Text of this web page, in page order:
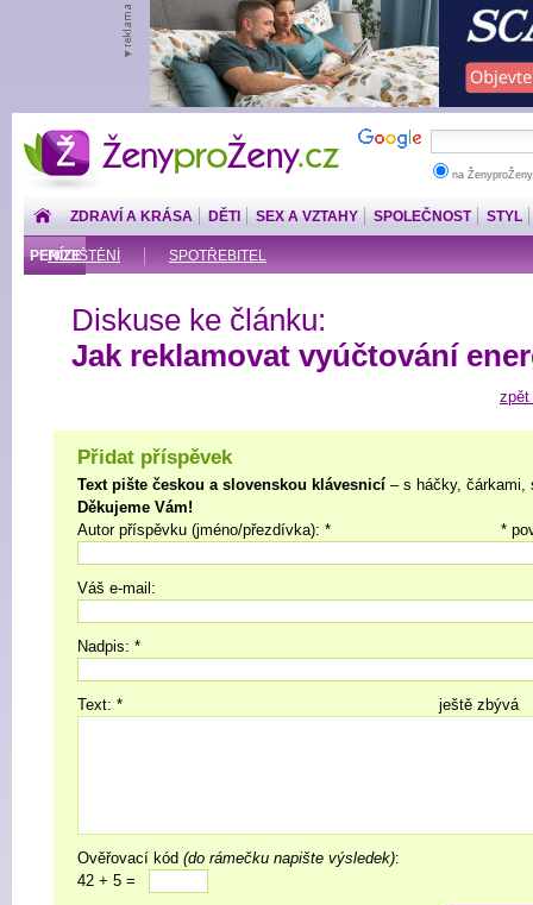
ŽenyproŽeny.cz
na
ZDRAVÍ A KRÁSA DĚTI SEX A VZTAHY SPOLEČNOST STYL
PENÍZE
POJIŠTĚNÍ SPOTŘEBITEL
Diskuse ke článku:
Jak reklamovat vyúčtování
zpět
Přidat příspěvek
Text pište českou a slovenskou klávesnicí – s háčky, čárkami,
Děkujeme Vám!
*
Autor příspěvku (jméno/přezdívka): *
Váš e-mail:
Nadpis: *
ještě zbývá
Text: *
Ověřovací kód (do rámečku napište výsledek):
42 + 5 =